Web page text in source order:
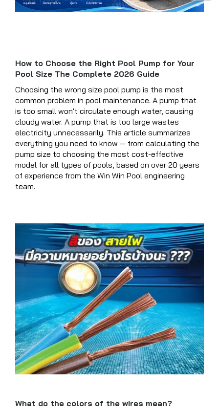
How to Choose the Right Pool Pump for Your
Pool Size The Complete 2026 Guide
Choosing the wrong size pool pump is the most
common problem in pool maintenance. A pump that
is too small won't circulate enough water, causing
cloudy water. A pump that is too large wastes
electricity unnecessarily. This article summarizes
everything you need to know — from calculating the
pump size to choosing the most cost-effective
model for all types of pools, based on over 20 years
of experience from the Win Win Pool engineering
team.
What do the colors of the wires mean?